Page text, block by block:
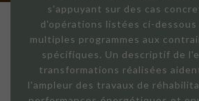
s'appuyant sur des cas
d'opérations listées ci-
multiples programmes aux
spécifiques. Un descriptif de
transformations réalisées
l'ampleur des travaux de